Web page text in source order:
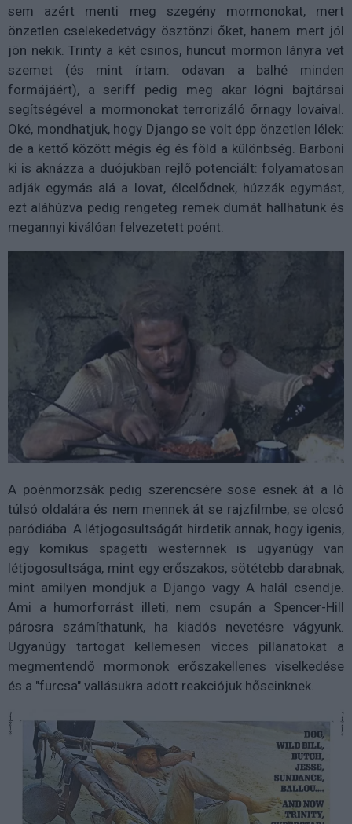
sem azért menti meg szegény mormonokat, mert
önzetlen cselekedetvágy ösztönzi őket, hanem mert jól
jön nekik. Trinty a két csinos, huncut mormon lányra vet
szemet (és mint írtam: odavan a balhé minden
formájáért), a seriff pedig meg akar lógni bajtársai
segítségével a mormonokat terrorizáló őrnagy lovaival.
Oké, mondhatjuk, hogy Django se volt épp önzetlen lélek:
de a kettő között mégis ég és föld a különbség. Barboni
ki is aknázza a duójukban rejlő potenciált: folyamatosan
adják egymás alá a lovat, élcelődnek, húzzák egymást,
ezt aláhúzva pedig rengeteg remek dumát hallhatunk és
megannyi kiválóan felvezetett poént.
A poénmorzsák pedig szerencsére sose esnek át a ló
túlsó oldalára és nem mennek át se rajzfilmbe, se olcsó
paródiába. A létjogosultságát hirdetik annak, hogy igenis,
egy komikus spagetti westernnek is ugyanúgy van
létjogosultsága, mint egy erőszakos, sötétebb darabnak,
mint amilyen mondjuk a Django vagy A halál csendje.
Ami a humorforrást illeti, nem csupán a Spencer-Hill
párosra számíthatunk, ha kiadós nevetésre vágyunk.
Ugyanúgy tartogat kellemesen vicces pillanatokat a
megmentendő mormonok erőszakellenes viselkedése
és a "furcsa" vallásukra adott reakciójuk hőseinknek.